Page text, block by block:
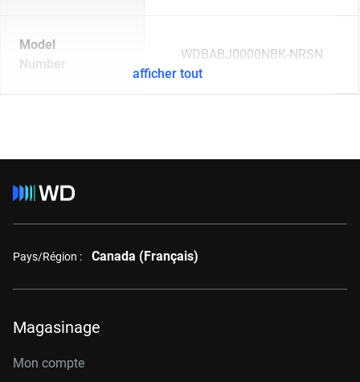
Model
Number
WDBABJ0000NBK-NRSN
afficher tout
Pays/Région : Canada (Français)
Magasinage
Mon compte